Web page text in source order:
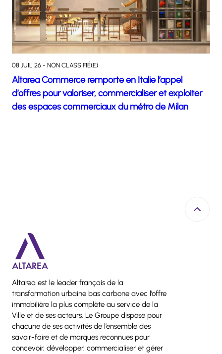
08 JUIL 26 - NON CLASSIFIÉ(E)
Altarea Commerce remporte en Italie l’appel
d’offres pour valoriser, commercialiser et exploiter
des espaces commerciaux du métro de Milan
Altarea est le leader français de la
transformation urbaine bas carbone avec l’offre
immobilière la plus complète au service de la
Ville et de ses acteurs. Le Groupe dispose pour
chacune de ses activités de l’ensemble des
savoir-faire et de marques reconnues pour
concevoir, développer, commercialiser et gérer
Retour